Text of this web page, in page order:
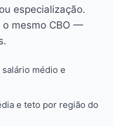
especialização.
o mesmo CBO —
médio e
e teto por região do